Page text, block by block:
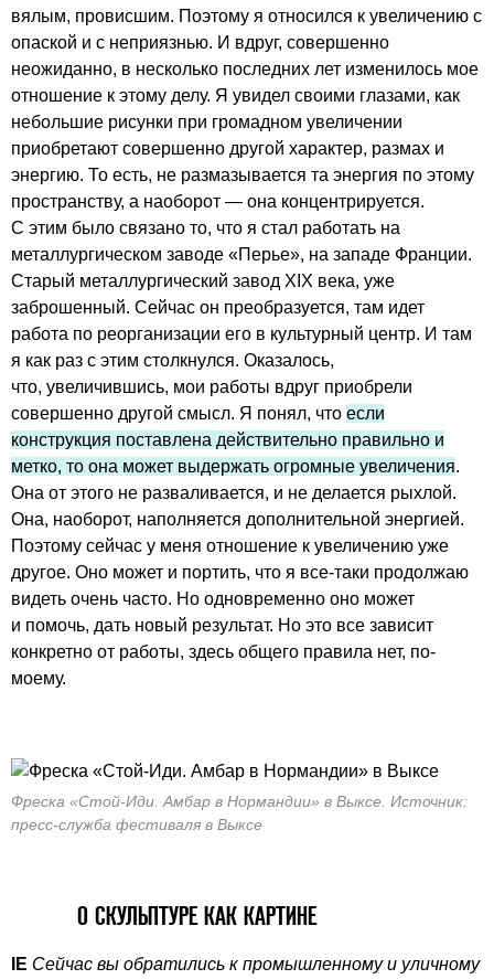
вялым, провисшим. Поэтому я относился к увеличению с
опаской и с неприязнью. И вдруг, совершенно
неожиданно, в несколько последних лет изменилось мое
отношение к этому делу. Я увидел своими глазами, как
небольшие рисунки при громадном увеличении
приобретают совершенно другой характер, размах и
энергию. То есть, не размазывается та энергия по этому
пространству, а наоборот — она концентрируется.
С этим было связано то, что я стал работать на
металлургическом заводе «Перье», на западе Франции.
Cтарый металлургический завод XIX века, уже
заброшенный. Сейчас он преобразуется, там идет
работа по реорганизации его в культурный центр. И там
я как раз с этим столкнулся. Оказалось,
что, увеличившись, мои работы вдруг приобрели
совершенно другой смысл. Я понял, что если
конструкция поставлена действительно правильно и
метко, то она может выдержать огромные увеличения.
Она от этого не разваливается, и не делается рыхлой.
Она, наоборот, наполняется дополнительной энергией.
Поэтому сейчас у меня отношение к увеличению уже
другое. Оно может и портить, что я все-таки продолжаю
видеть очень часто. Но одновременно оно может
и помочь, дать новый результат. Но это все зависит
конкретно от работы, здесь общего правила нет, по-
моему.
Фреска «Стой-Иди. Амбар в Нормандии» в Выксе. Источник:
пресс-служба фестиваля в Выксе
О СКУЛЬПТУРЕ КАК КАРТИНЕ
IE Сейчас вы обратились к промышленному и уличному